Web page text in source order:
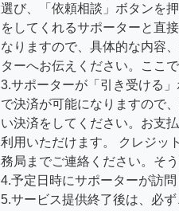
選び、「依頼相談」ボタンを
をしてくれるサポーターと直
なりますので、具体的な内容
ターへお伝えください。ここ
3.サポーターが「引き受ける
で決済が可能になりますので
い決済をしてください。お支
利用いただけます。 クレジッ
務局までご連絡ください。そ
4.予定日時にサポーターが訪
5.サービス提供終了後は、必